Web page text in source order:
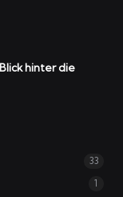
hinter die
33
1